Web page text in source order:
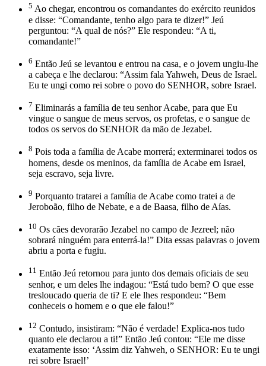
5 Ao chegar, encontrou os comandantes do exército reunidos
e disse: “Comandante, tenho algo para te dizer!” Jeú
perguntou: “A qual de nós?” Ele respondeu: “A ti,
comandante!”
6 Então Jeú se levantou e entrou na casa, e o jovem ungiu-lhe
a cabeça e lhe declarou: “Assim fala Yahweh, Deus de Israel.
Eu te ungi como rei sobre o povo do SENHOR, sobre Israel.
7 Eliminarás a família de teu senhor Acabe, para que Eu
vingue o sangue de meus servos, os profetas, e o sangue de
todos os servos do SENHOR da mão de Jezabel.
8 Pois toda a família de Acabe morrerá; exterminarei todos os
homens, desde os meninos, da família de Acabe em Israel,
seja escravo, seja livre.
9 Porquanto tratarei a família de Acabe como tratei a de
Jeroboão, filho de Nebate, e a de Baasa, filho de Aías.
10 Os cães devorarão Jezabel no campo de Jezreel; não
sobrará ninguém para enterrá-la!” Dita essas palavras o jovem
abriu a porta e fugiu.
11 Então Jeú retornou para junto dos demais oficiais de seu
senhor, e um deles lhe indagou: “Está tudo bem? O que esse
tresloucado queria de ti? E ele lhes respondeu: “Bem
conheceis o homem e o que ele falou!”
12 Contudo, insistiram: “Não é verdade! Explica-nos tudo
quanto ele declarou a ti!” Então Jeú contou: “Ele me disse
exatamente isso: ‘Assim diz Yahweh, o SENHOR: Eu te ungi
rei sobre Israel!’